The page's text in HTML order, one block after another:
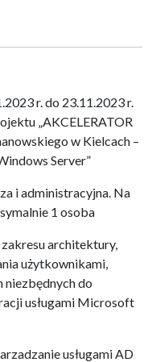
r. do 23.11.2023 r.
„AKCELERATOR
w Kielcach –
Server”
i administracyjna. Na
1 osoba
architektury,
użytkownikami,
do
usługami Microsoft
usługami AD